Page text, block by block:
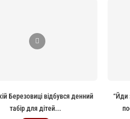
Березовиці відбувся денний
табір для дітей...
“Йди